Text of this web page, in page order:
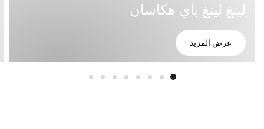
لينغ لينغ باي هكاسان
عرض المزيد